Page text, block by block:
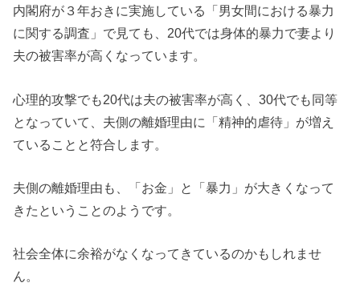
内閣府が３年おきに実施している「男女間における暴力
に関する調査」で見ても、20代では身体的暴力で妻より
夫の被害率が高くなっています。
心理的攻撃でも20代は夫の被害率が高く、30代でも同等
となっていて、夫側の離婚理由に「精神的虐待」が増え
ていることと符合します。
夫側の離婚理由も、「お金」と「暴力」が大きくなって
きたということのようです。
社会全体に余裕がなくなってきているのかもしれませ
ん。